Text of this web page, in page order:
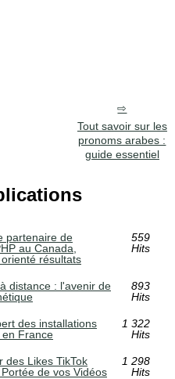
Tout savoir sur les
pronoms arabes :
guide essentiel
partenaire de
au Canada,
résultats
559
Hits
distance : l'avenir de
893
Hits
des installations
France
1 322
Hits
des Likes TikTok
de vos Vidéos
1 298
Hits